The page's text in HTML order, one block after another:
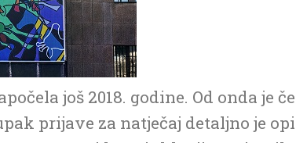
još 2018. godine. Od onda je
prijave za natječaj detaljno je